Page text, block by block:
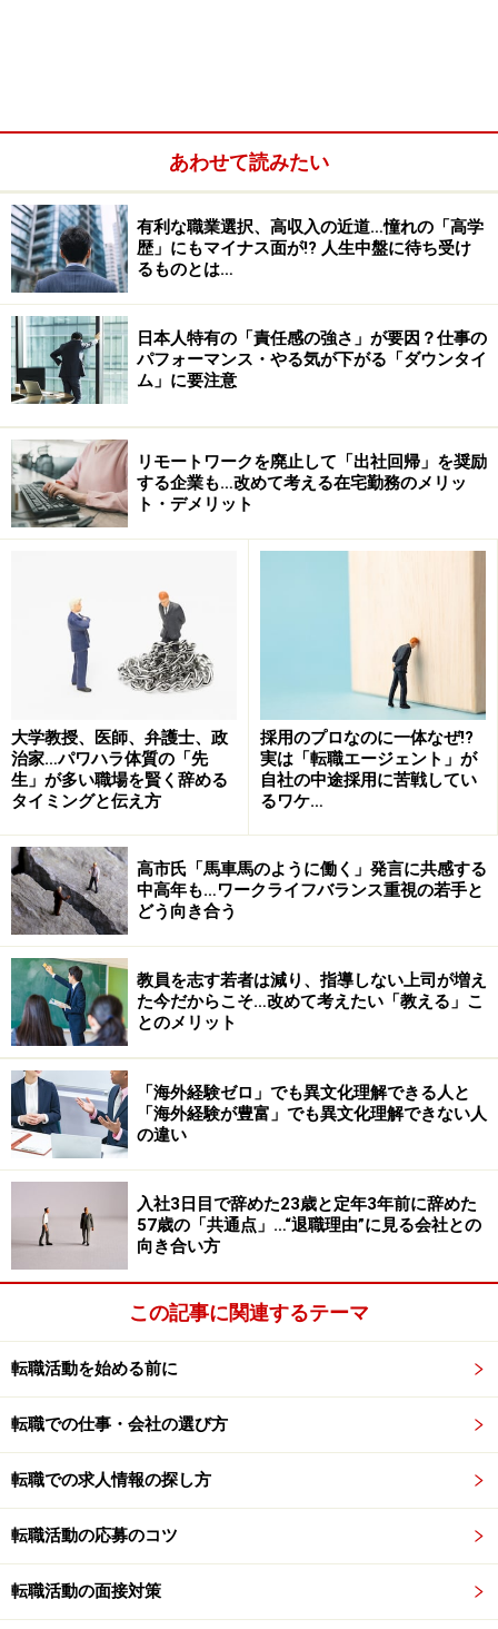
「もともといつかは地元に戻って、親たち家族の近くで
穏やかに生活したいと考えていました。何かと慌ただし
い東京よりも、地元のゆったりした生活スタイルの方
が、私には合っている気がして。将来子どもができた
とは、地域に貢献したいとも思っていました。ただ、親
はとても元気で介護もまだまだ先なので、すぐ地元に帰
らなければいけない理由はなく。今さら都会ほど便利で
はない地元で生活していけるのか不安でしたし、これま
で努力して築いてきたキャリアが途絶えてしまうのは嫌
だと思い、なかなか決断できずにいました」
集記事を見かけた。その制度を利用すれば、地域の活性
化に取り組みつつ報酬を得ることができる。住居や活動
経費のサポートも得られ、任期後の定住に向けた準備も
できるという。
「それまではUターン転職は負担に感じていましたが、
この制度を使えば段階的に地方への移住を実現できる
し、さらには地元社会とのつながりを取り戻すこともで
きるかもしれない、そう考えたら肩の荷が下りる思いが
しました。年収は下がってしまうけれど、都会に出てき
てから初めて、もしかしたら本当に地元に帰れるかもし
れないと感じました」
その後、前田さんは協力隊に採用され、地域おこし協力
隊として移住することになった。
都会が一番だと思っていたけれど
前田さんは地元にUターン後、前職の経験が生きる取り
組みを始め、自治体や地元住民らと協力しながらさまざ
があったからうまくいったんだね。ありがとう」と感謝
されることも多かった。場所や環境は変わったものの、
できた。
あわせて読みたい
有利な職業選択、高収入の近道…憧れの「高学
歴」にもマイナス面が!? 人生中盤に待ち受け
るものとは…
日本人特有の「責任感の強さ」が要因？仕事の
パフォーマンス・やる気が下がる「ダウンタイ
ム」に要注意
リモートワークを廃止して「出社回帰」を奨励
する企業も…改めて考える在宅勤務のメリッ
ト・デメリット
大学教授、医師、弁護士、政
治家…パワハラ体質の「先
生」が多い職場を賢く辞める
タイミングと伝え方
採用のプロなのに一体なぜ!?
実は「転職エージェント」が
自社の中途採用に苦戦してい
るワケ…
高市氏「馬車馬のように働く」発言に共感する
中高年も…ワークライフバランス重視の若手と
どう向き合う
教員を志す若者は減り、指導しない上司が増え
た今だからこそ…改めて考えたい「教える」こ
とのメリット
「海外経験ゼロ」でも異文化理解できる人と
「海外経験が豊富」でも異文化理解できない人
の違い
入社3日目で辞めた23歳と定年3年前に辞めた
57歳の「共通点」…“退職理由”に見る会社との
向き合い方
この記事に関連するテーマ
転職活動を始める前に
転職での仕事・会社の選び方
転職での求人情報の探し方
転職活動の応募のコツ
転職活動の面接対策